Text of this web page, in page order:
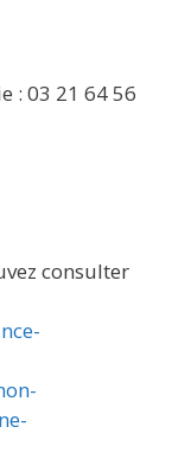
: 03 21 64 56
consulter